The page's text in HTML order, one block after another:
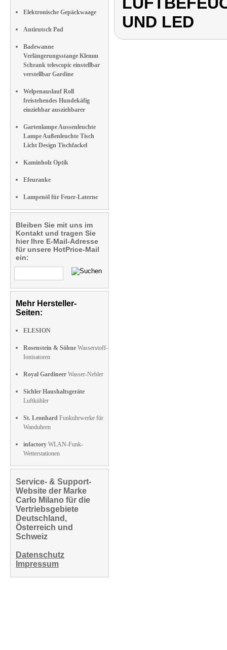
Elektronische Gepäckwaage
Antirutsch Pad
Badewanne
Verlängerungsstange Klemm
Schrank telescopic einstellbar
verstellbar Gardine
Welpenauslauf Roll
freistehendes Hundekäfig
einziehbar ausziehbarer
Gartenlampe Aussenleuchte
Lampe Außenleuchte Tisch
Licht Design Tischfackel
Kaminholz Optik
Efeuranke
Lampenöl für Feuer-Laterne
Bleiben Sie mit uns im
Kontakt und tragen Sie
hier Ihre E-Mail-Adresse
für unsere HotPrice-Mail
ein:
Mehr Hersteller-
Seiten:
ELESION
Rosenstein & Söhne Wasserstoff-
Ionisatoren
Royal Gardineer Wasser-Nebler
Sichler Haushaltsgeräte
Luftkühler
St. Leonhard Funkuhrwerke für
Wanduhren
infactory WLAN-Funk-
Wetterstationen
Service- & Support-
Website der Marke
Carlo Milano für die
Vertriebsgebiete
Deutschland,
Österreich und
Schweiz
Datenschutz
Impressum
UND LED